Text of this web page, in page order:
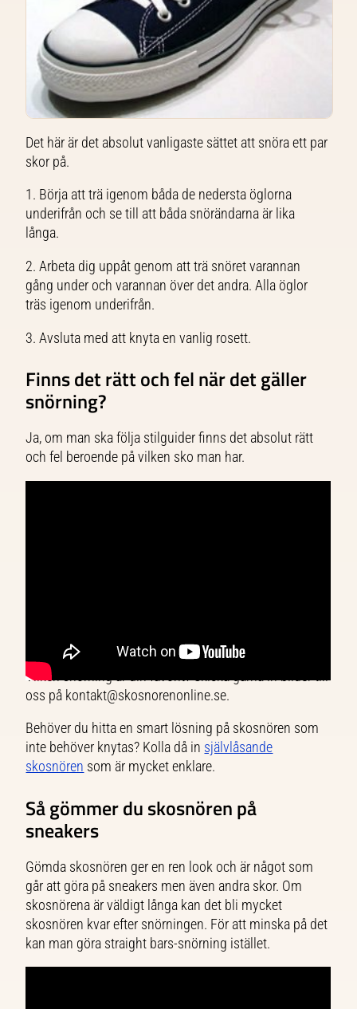
Det här är det absolut vanligaste sättet att snöra ett par
skor på.
1. Börja att trä igenom båda de nedersta öglorna
underifrån och se till att båda snörändarna är lika
långa.
2. Arbeta dig uppåt genom att trä snöret varannan
gång under och varannan över det andra. Alla öglor
träs igenom underifrån.
3. Avsluta med att knyta en vanlig rosett.
Finns det rätt och fel när det gäller
snörning?
Ja, om man ska följa stilguider finns det absolut rätt
och fel beroende på vilken sko man har.
Vilken snörning är din favorit? Skicka gärna in bilder till
oss på kontakt@skosnorenonline.se.
Behöver du hitta en smart lösning på skosnören som
inte behöver knytas? Kolla då in självlåsande
skosnören som är mycket enklare.
Så gömmer du skosnören på
sneakers
Gömda skosnören ger en ren look och är något som
går att göra på sneakers men även andra skor. Om
skosnörena är väldigt långa kan det bli mycket
skosnören kvar efter snörningen. För att minska på det
kan man göra straight bars-snörning istället.